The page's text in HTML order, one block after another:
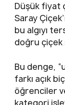
Düşük fiyat
Saray
bu algıyı
doğru çiçek
Bu denge,
farkı açık
öğrenciler
kategori